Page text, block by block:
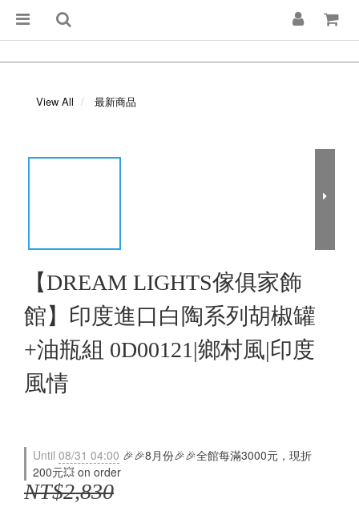
View All 最新商品
【DREAM LIGHTS傢俱家飾
館】印度進口白陶系列胡椒罐
+油瓶組 0D00121|鄉村風|印度
風情
Until 08/31 04:00 🎉🎉8月份🎉🎉全館每滿3000元，現折
200元💥 on order
NT$2,830